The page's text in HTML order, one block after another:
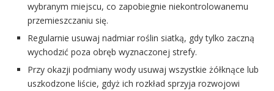
wybranym miejscu, co zapobiegnie niekontrolowanemu
przemieszczaniu się.
Regularnie usuwaj nadmiar roślin siatką, gdy tylko zaczną
wychodzić poza obręb wyznaczonej strefy.
Przy okazji podmiany wody usuwaj wszystkie żółknące lub
uszkodzone liście, gdyż ich rozkład sprzyja rozwojowi